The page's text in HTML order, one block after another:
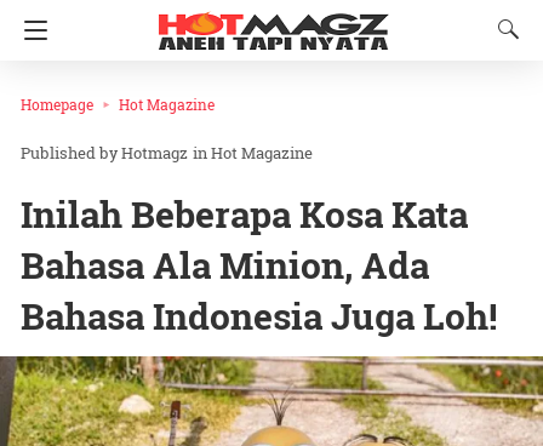
Homepage Hot Magazine
Hotmagz inHot Magazine
Inilah Beberapa Kosa Kata
Bahasa Ala Minion, Ada
Bahasa Indonesia Juga Loh!